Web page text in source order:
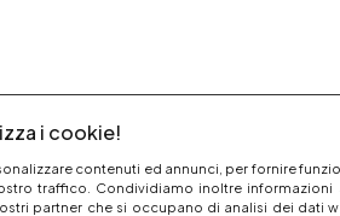
i cookie!
contenuti ed annunci, per fornire
traffico. Condividiamo inoltre
partner che si occupano di analisi dei dati